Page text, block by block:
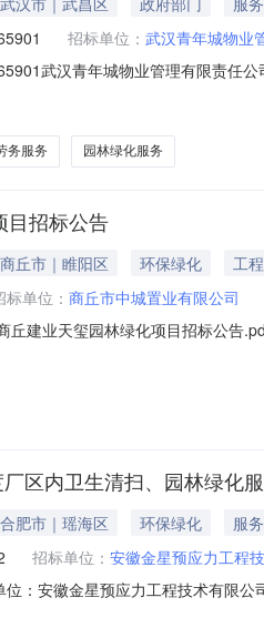
招标单位： 武汉青年城物业
武汉青年城物业管理有限责任
责任公司。本项目已具备采购条
务服务 园林绿化服务
目招标公告
丘市｜睢阳区 环保绿化
工程
标单位： 商丘市中城置业有限公司
丘建业天玺园林绿化项目招标公告
区内卫生清扫、园林绿化
肥市｜瑶海区 环保绿化
服务
招标单位： 安徽金星预应力工程
位：安徽金星预应力工程技术有限